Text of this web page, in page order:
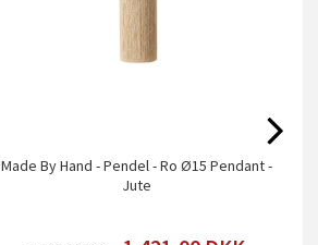
Made By Hand - Pendel - Ro Ø15 Pendant -
Jute